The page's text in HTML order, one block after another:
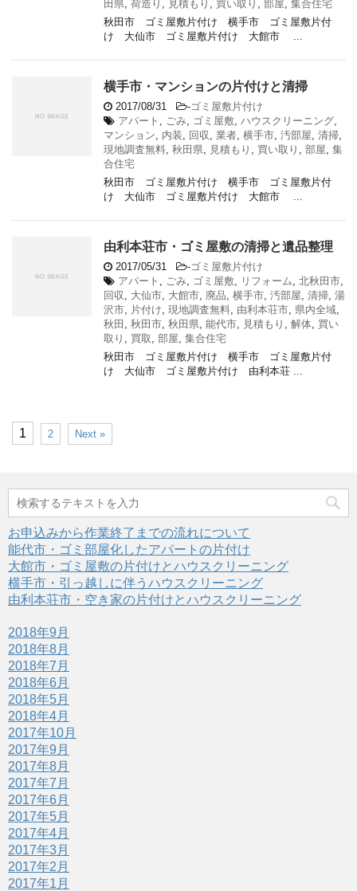
田県, 荷造り , 見積もり , 買い取り , 部屋, 集合住宅
秋田市 ゴミ屋敷片付け 横手市 ゴミ屋敷片付
け 大仙市 ゴミ屋敷片付け 大館市 ...
横手市・マンションの片付けと清掃
2017/08/31 -ゴミ屋敷片付け
アパート , ごみ, ゴミ屋敷, ハウスクリーニング,
マンション, 内装, 回収, 業者, 横手市, 汚部屋, 清掃,
現地調査無料, 秋田県, 見積もり , 買い取り , 部屋, 集
合住宅
秋田市 ゴミ屋敷片付け 横手市 ゴミ屋敷片付
け 大仙市 ゴミ屋敷片付け 大館市 ...
由利本荘市・ゴミ屋敷の清掃と遺品整理
2017/05/31 -ゴミ屋敷片付け
アパート , ごみ, ゴミ屋敷, リフォーム, 北秋田市,
回収, 大仙市, 大館市, 廃品, 横手市, 汚部屋, 清掃, 湯
沢市, 片付け, 現地調査無料, 由利本荘市, 県内全域,
秋田 , 秋田市, 秋田県, 能代市, 見積もり , 解体, 買い
取り , 買取 , 部屋, 集合住宅
秋田市 ゴミ屋敷片付け 横手市 ゴミ屋敷片付
け 大仙市 ゴミ屋敷片付け 由利本荘 ...
1 2 Next »
お申込みから作業終了までの流れについて
能代市・ゴミ部屋化したアパートの片付け
大館市・ゴミ屋敷の片付けとハウスクリーニング
横手市・引っ越しに伴うハウスクリーニング
由利本荘市・空き家の片付けとハウスクリーニング
2018年9月
2018年8月
2018年7月
2018年6月
2018年5月
2018年4月
2017年10月
2017年9月
2017年8月
2017年7月
2017年6月
2017年5月
2017年4月
2017年3月
2017年2月
2017年1月